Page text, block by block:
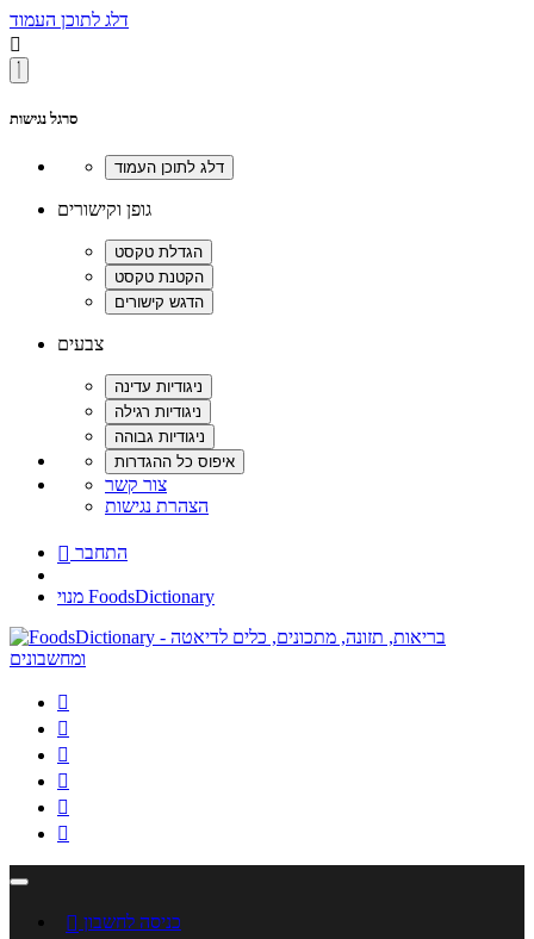
דלג לתוכן העמוד

סרגל נגישות
גופן וקישורים
צבעים
צור קשר
הצהרת נגישות
 התחבר
מנוי FoodsDictionary






 כניסה לחשבון